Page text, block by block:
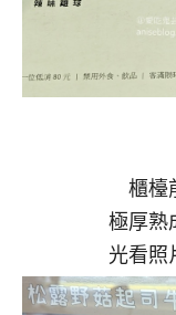
櫃檯
極厚熟
光看照